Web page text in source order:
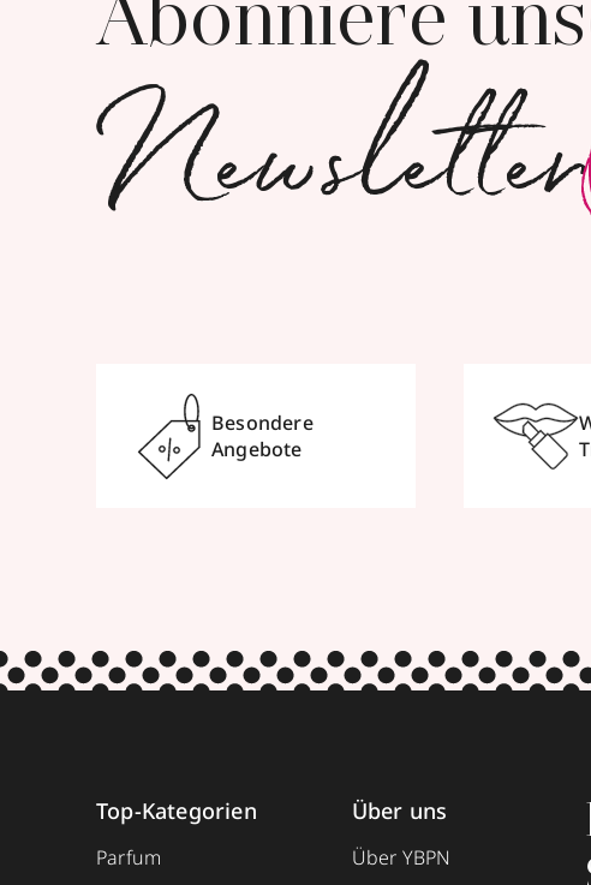
Abonniere
Newsletter
Besondere
Angebote
Top-Kategorien
Parfum
Über uns
Über YBPN